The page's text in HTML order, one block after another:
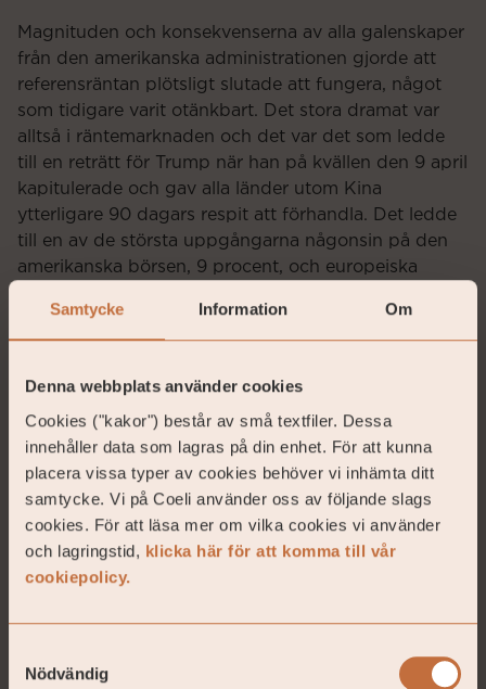
Samtycke Information Om
Denna webbplats använder cookies
Cookies ("kakor") består av små textfiler. Dessa
innehåller data som lagras på din enhet. För att kunna
placera vissa typer av cookies behöver vi inhämta ditt
samtycke. Vi på Coeli använder oss av följande slags
cookies. För att läsa mer om vilka cookies vi använder
och lagringstid, klicka här för att komma till vår
cookiepolicy.
Nödvändig
Magnituden och konsekvenserna av alla galenskaper
från den amerikanska administrationen gjorde att
referensräntan plötsligt slutade att fungera, något
som tidigare varit otänkbart. Det stora dramat var
alltså i räntemarknaden och det var det som ledde
till en reträtt för Trump när han på kvällen den 9 april
kapitulerade och gav alla länder utom Kina
ytterligare 90 dagars respit att förhandla. Det ledde
till en av de största uppgångarna någonsin på den
amerikanska börsen, 9 procent, och europeiska
cirka 5 procent.
vi kan tycka det är minst sagt patetiskt att samma
gäng som donerat pengar till Trump och som stod i
givakt i samband med hans installationsdag, nervöst
började påpekade hur mycket deras aktier sjunkit
och att något borde göras, vilket såklart bidrog till
kapitulationen den 9 april. Det var detta ni bugade
för den 20 januari. Se klipp nedan med professor
Jeff Sachs från Colombia universitet och hans syn på